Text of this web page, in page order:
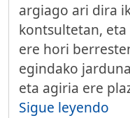
argiago ari dira
kontsultetan,
ere hori
egindako
eta agiria ere
Sigue leyendo